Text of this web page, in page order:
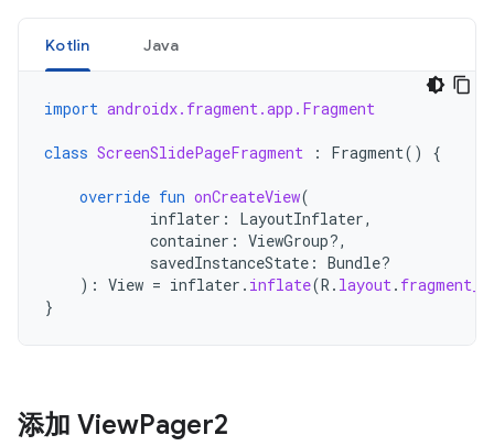
Kotlin Java
import androidx.fragment.app.Fragment
class ScreenSlidePageFragment : Fragment() {
override fun onCreateView(
inflater : LayoutInflater,
container : ViewGroup?,
savedInstanceState : Bundle?
): View = inflater . inflate(R . layout.
}
添加 ViewPager2